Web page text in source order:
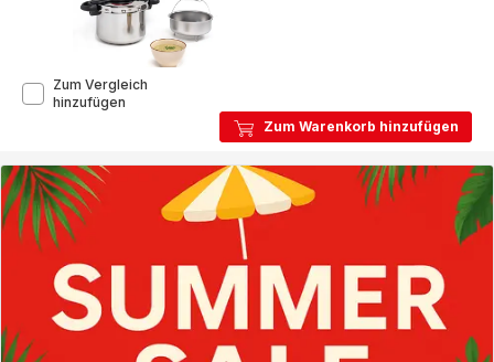
Zum Warenkorb hinzufügen
Zum Vergleich
hinzufügen